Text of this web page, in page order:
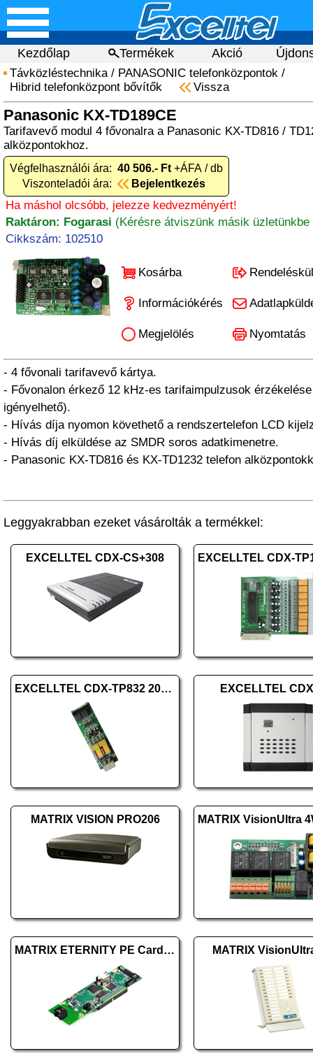
Kezdőlap Termékek Akció
Távközléstechnika/ PANASONIC telefonközpontok /
Hibrid telefonközpont bővítők
Vissza
Panasonic KX-TD189CE
Tarifavevő modul 4 fővonalra a Panasonic KX-TD816 /
alközpontokhoz.
Végfelhasználói ára: 40 506.- Ft +ÁFA / db
Viszonteladói ára:
Bejelentkezés
Ha máshol olcsóbb, jelezze kedvezményért!
Raktáron: Fogarasi (Kérésre átviszünk másik üzletünkbe
Cikkszám: 102510
Kosárba
Információkérés
Megjelölés Nyomtatás
- 4 fővonali tarifavevő kártya.
- Fővonalon érkező 12 kHz-es tarifaimpulzusok
igényelhető).
- Hívás díja nyomon követhető a rendszertelefon LCD
- Hívás díj elküldése az SMDR soros adatkimenetre.
- Panasonic KX-TD816 és KX-TD1232 telefon
Leggyakrabban ezeket vásárolták a termékkel:
EXCELLTEL CDX-CS+308
EXCELLTEL CDX-TP832 200 CO EXCELLTEL
MATRIX VISION PRO206
MATRIX ETERNITY PE Card VoIP8 MATRIX